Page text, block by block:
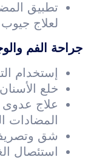
تطبيق
لعلاج جيوب
جراحة الفم
إستخدام
خلع
علاج عدوى
المضادات
شق
استئصال